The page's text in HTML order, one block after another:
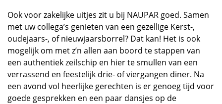
Ook voor zakelijke uitjes zit u bij NAUPAR goed. Samen
met uw collega’s genieten van een gezellige Kerst-,
oudejaars-, of nieuwjaarsborrel? Dat kan! Het is ook
mogelijk om met z’n allen aan boord te stappen van
een authentiek zeilschip en hier te smullen van een
verrassend en feestelijk drie- of viergangen diner. Na
een avond vol heerlijke gerechten is er genoeg tijd voor
goede gesprekken en een paar dansjes op de